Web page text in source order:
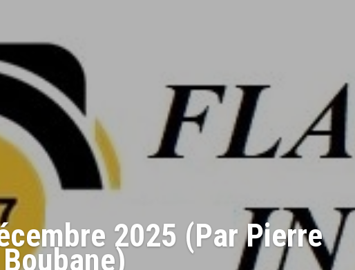
2025 (Par Pierre
Boubane)